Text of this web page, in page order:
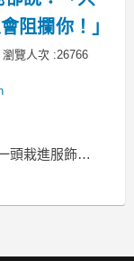
阻攔你！」
瀏覽人次 :26766
頭栽進服飾業
名企業發展，